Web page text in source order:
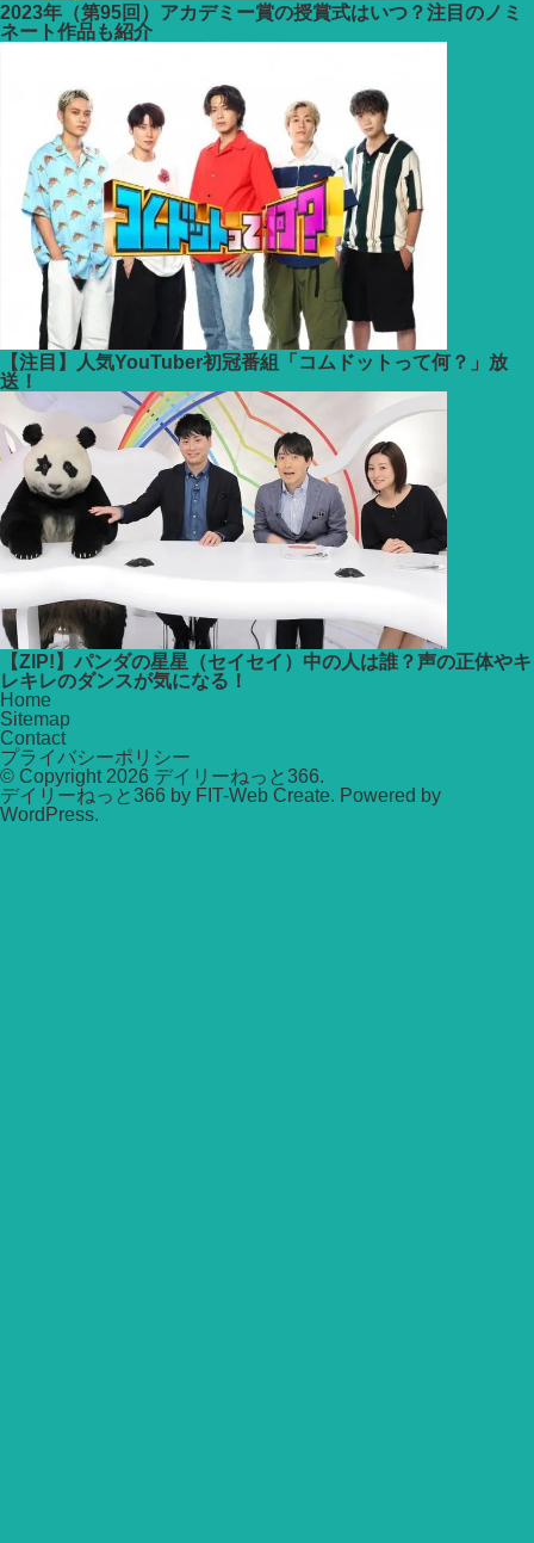
2023年（第95回）アカデミー賞の授賞式はいつ？注目のノミ
ネート作品も紹介
【注目】人気YouTuber初冠番組「コムドットって何？」放
送！
【ZIP!】パンダの星星（セイセイ）中の人は誰？声の正体やキ
レキレのダンスが気になる！
Home
Sitemap
Contact
プライバシーポリシー
© Copyright 2026 デイリーねっと366.
デイリーねっと366 by FIT-Web Create. Powered by
WordPress.